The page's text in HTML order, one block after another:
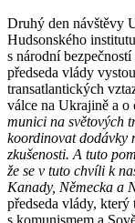
Druhý den návštěvy
Hudsonského
s národní
předseda vlády
transatlantických
válce na Ukrajině a o
munici na světových
koordinovat dodávky
zkušenosti. A tuto
že se v tuto chvíli k
Kanady, Německa a
předseda vlády, který
s komunismem a